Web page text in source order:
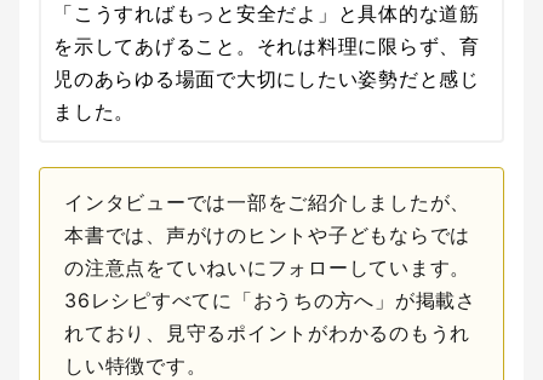
「こうすればもっと安全だよ」と具体的な道筋
を示してあげること。それは料理に限らず、育
児のあらゆる場面で大切にしたい姿勢だと感じ
ました。
インタビューでは一部をご紹介しましたが、
本書では、声がけのヒントや子どもならでは
の注意点をていねいにフォローしています。
36レシピすべてに「おうちの方へ」が掲載さ
れており、見守るポイントがわかるのもうれ
しい特徴です。